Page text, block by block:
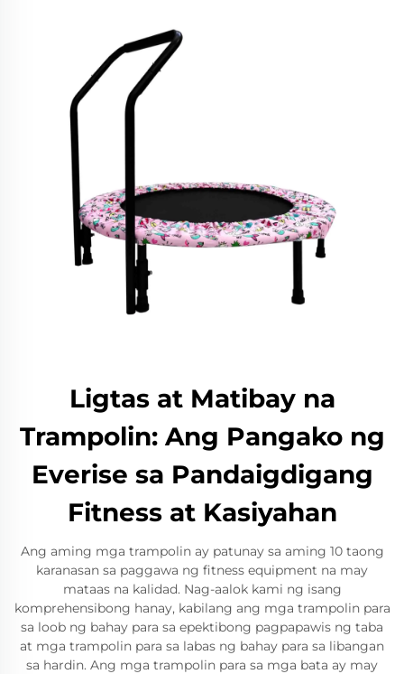
Ligtas at Matibay na
Trampolin: Ang Pangako ng
Everise sa Pandaigdigang
Fitness at Kasiyahan
Ang aming mga trampolin ay patunay sa aming 10 taong
karanasan sa paggawa ng fitness equipment na may
mataas na kalidad. Nag-aalok kami ng isang
komprehensibong hanay, kabilang ang mga trampolin para
sa loob ng bahay para sa epektibong pagpapawis ng taba
at mga trampolin para sa labas ng bahay para sa libangan
sa hardin. Ang mga trampolin para sa mga bata ay may